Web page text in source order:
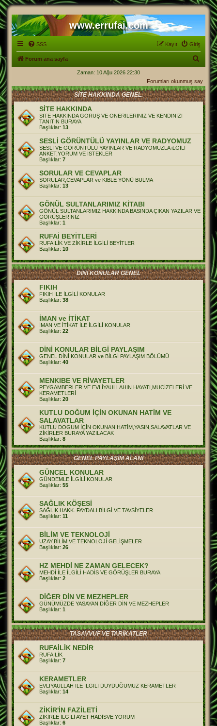
www.errufai.com
SSS Giriş
Kayıt
Forum ana sayfa
a
Zaman: 10 Ağu 2026 22:30
Forumları okunmuş say
SİTE HAKKINDA GENEL.
SİTE HAKKINDA
SİTE HAKKINDA GÖRÜŞ VE ÖNERİLERİNİZ VE KENDİNİZİ
TANITIN BURAYA
Başlıklar: 13
SESLİ GÖRÜNTÜLÜ YAYINLAR VE RADYOMUZ
SESLİ VE GÖRÜNTÜLÜ YAYINLAR VE RADYOMUZLA iLGİLİ
ANKET,YORUM VE İSTEKLER
Başlıklar: 7
SORULAR VE CEVAPLAR
SORULAR,CEVAPLAR ve KIBLE YÖNÜ BULMA
Başlıklar: 13
GÖNÜL SULTANLARIMIZ KİTABI
GÖNÜL SULTANLARIMIZ HAKKINDA BASINDA ÇIKAN YAZILAR VE
GÖRÜŞLERİNİZ
Başlıklar: 1
RUFAİ BEYİTLERİ
RUFAİLİK VE ZİKİRLE İLGİLİ BEYİTLER
Başlıklar: 10
DİNİ KONULAR GENEL
FIKIH
FIKIH İLE İLGİLİ KONULAR
Başlıklar: 38
İMAN ve İTİKAT
İMAN VE İTİKAT İLE İLGİLİ KONULAR
Başlıklar: 22
DİNİ KONULAR BİLGİ PAYLAŞIM
GENEL DİNİ KONULAR ve BİLGİ PAYLAŞIM BÖLÜMÜ
Başlıklar: 40
MENKIBE VE RİVAYETLER
PEYGAMBERLER VE EVLİYAULLAHIN HAYATI,MUCİZELERİ VE
KERAMETLERİ
Başlıklar: 20
KUTLU DOĞUM İÇİN OKUNAN HATİM VE
SALAVATLAR
KUTLU DOGUM İÇİN OKUNAN HATİM,YASIN,SALAVATLAR VE
ZİKİRLER BURAYA YAZILACAK
Başlıklar: 8
GENEL PAYLAŞIM ALANI
GÜNCEL KONULAR
GÜNDEMLE İLGİLİ KONULAR
Başlıklar: 55
SAĞLIK KÖŞESİ
SAĞLIK HAKK. FAYDALI BİLGİ VE TAVSİYELER
Başlıklar: 11
BİLİM VE TEKNOLOJİ
UZAY,BİLİM VE TEKNOLOJİ GELİŞMELER
Başlıklar: 26
HZ MEHDİ NE ZAMAN GELECEK?
MEHDİ İLE İLGİLİ HADİS VE GÖRÜŞLER BURAYA
Başlıklar: 2
DİĞER DİN VE MEZHEPLER
GÜNÜMÜZDE YASAYAN DİĞER DİN VE MEZHEPLER
Başlıklar: 1
TASAVVUF VE TARİKATLER
RUFAİLİK NEDİR
RUFAİLİK
Başlıklar: 7
KERAMETLER
EVLİYAULLAH İLE İLGİLİ DUYDUĞUMUZ KERAMETLER
Başlıklar: 14
ZİKİR'İN FAZİLETİ
ZİKİRLE İLGİLİ AYET HADİSVE YORUM
Başlıklar: 6